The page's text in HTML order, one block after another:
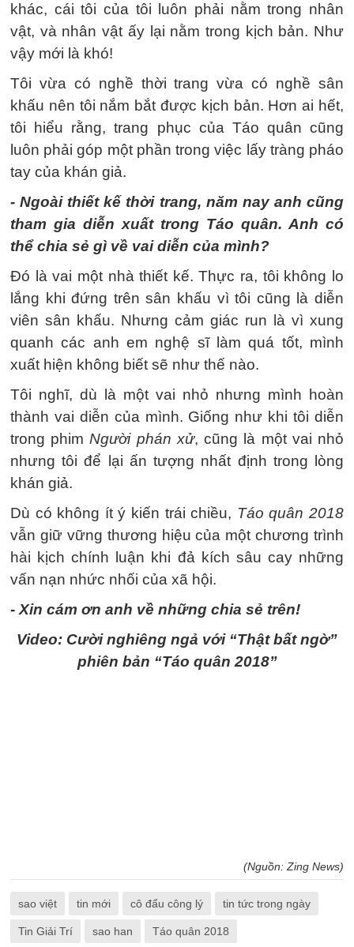
khác, cái tôi của tôi luôn phải nằm trong nhân
vật, và nhân vật ấy lại nằm trong kịch bản. Như
vậy mới là khó!
Tôi vừa có nghề thời trang vừa có nghề sân
khấu nên tôi nắm bắt được kịch bản. Hơn ai hết,
tôi hiểu rằng, trang phục của Táo quân cũng
luôn phải góp một phần trong việc lấy tràng pháo
tay của khán giả.
- Ngoài thiết kế thời trang, năm nay anh cũng
tham gia diễn xuất trong Táo quân. Anh có
thể chia sẻ gì về vai diễn của mình?
Đó là vai một nhà thiết kế. Thực ra, tôi không lo
lắng khi đứng trên sân khấu vì tôi cũng là diễn
viên sân khấu. Nhưng cảm giác run là vì xung
quanh các anh em nghệ sĩ làm quá tốt, mình
xuất hiện không biết sẽ như thế nào.
Tôi nghĩ, dù là một vai nhỏ nhưng mình hoàn
thành vai diễn của mình. Giống như khi tôi diễn
trong phimNgười phán xử, cũng là một vai nhỏ
nhưng tôi để lại ấn tượng nhất định trong lòng
khán giả.
Dù có không ít ý kiến trái chiều, Táo quân 2018
vẫn giữ vững thương hiệu của một chương trình
hài kịch chính luận khi đả kích sâu cay những
vấn nạn nhức nhối của xã hội.
- Xin cám ơn anh về những chia sẻ trên!
Video: Cười nghiêng ngả với “Thật bất ngờ”
phiên bản “Táo quân 2018”
(Nguồn: Zing News)
sao việt tin mới cô đẩu công lý tin tức trong ngày
Tin Giải Trí sao han Táo quân 2018